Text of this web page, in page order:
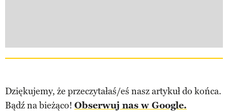
Dziękujemy, że przeczytałaś/eś nasz artykuł do końca.
Bądź na bieżąco! Obserwuj nas w Google.